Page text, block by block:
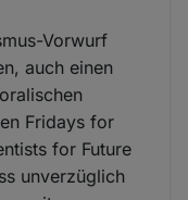
Vorwurf
auch einen
Fridays for
for Future
unverzüglich